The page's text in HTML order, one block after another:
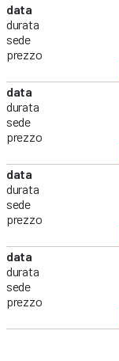
data
durata
sede
prezzo
data
durata
sede
prezzo
data
durata
sede
prezzo
data
durata
sede
prezzo